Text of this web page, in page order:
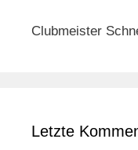
Clubmeister
Letzte